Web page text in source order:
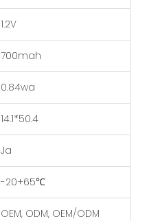
1.2V
700mah
0.84wa
14.1*50.4
Ja
-20+65℃
OEM, ODM, OEM/ODM